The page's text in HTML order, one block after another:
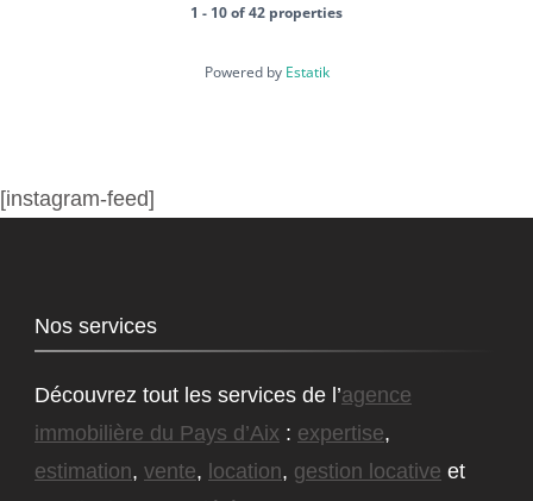
1 - 10 of 42 properties
Powered by Estatik
[instagram-feed]
Nos services
Découvrez tout les services de l’agence
immobilière du Pays d’Aix : expertise,
estimation, vente, location, gestion locative et